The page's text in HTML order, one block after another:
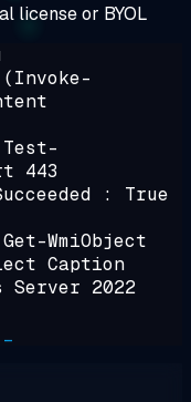
license or BYOL
(Invoke-
Test-
443
: True
Get-WmiObject
Caption
Server 2022